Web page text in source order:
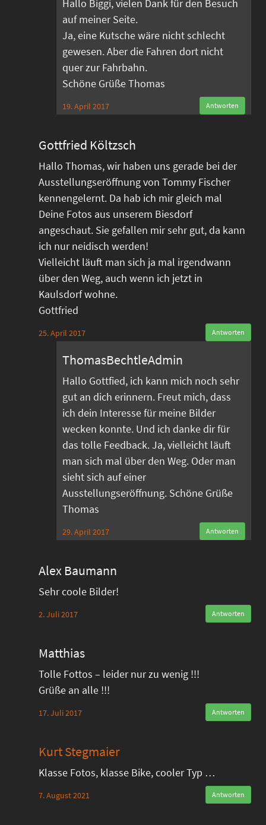
Hallo Biggi, vielen Dank für den Besuch
auf meiner Seite.
Ja, eine Kutsche wäre nicht schlecht
gewesen. Aber die Fahren dort nicht
quer zur Fahrbahn.
Schöne Grüße Thomas
19. April 2017 Antworten
Gottfried Költzsch
Hallo Thomas, wir haben uns gerade bei der
Ausstellungseröffnung von Tommy Fischer
kennengelernt. Da hab ich mir gleich mal
Deine Fotos aus unserem Biesdorf
angeschaut. Sie gefallen mir sehr gut, da kann
ich nur neidisch werden!
Vielleicht läuft man sich ja mal irgendwann
über den Weg, auch wenn ich jetzt in
Kaulsdorf wohne.
Gottfried
25. April 2017 Antworten
ThomasBechtleAdmin
Hallo Gottfied, ich kann mich noch sehr
gut an dich erinnern. Freut mich, dass
ich dein Interesse für meine Bilder
wecken konnte. Und ich danke dir für
das tolle Feedback. Ja, vielleicht läuft
man sich mal über den Weg. Oder man
sieht sich auf einer
Ausstellungseröffnung. Schöne Grüße
Thomas
29. April 2017 Antworten
Alex Baumann
Sehr coole Bilder!
2. Juli 2017 Antworten
Matthias
Tolle Fottos – leider nur zu wenig !!!
Grüße an alle !!!
17. Juli 2017 Antworten
Kurt Stegmaier
Klasse Fotos, klasse Bike, cooler Typ …
7. August 2021 Antworten